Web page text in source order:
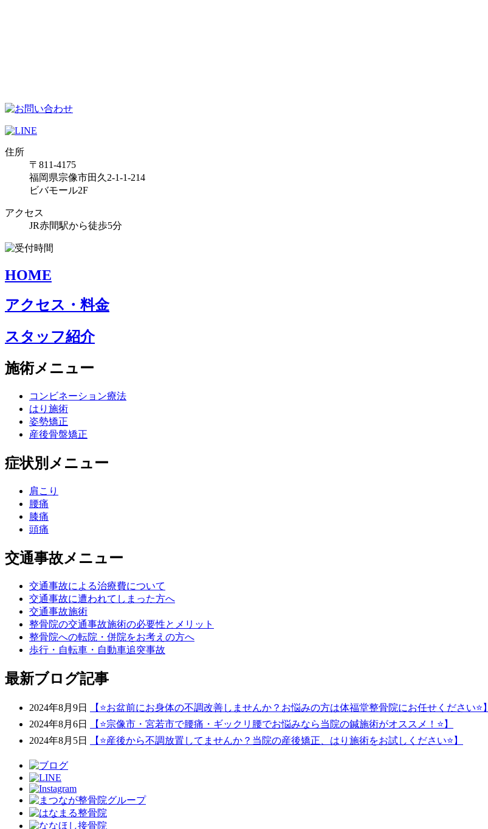
住所
〒811-4175
福岡県宗像市田久2-1-1-214
ビバモール2F
アクセス
JR赤間駅から徒歩5分
HOME
アクセス・料金
スタッフ紹介
施術メニュー
コンビネーション療法
はり施術
姿勢矯正
産後骨盤矯正
症状別メニュー
肩こり
腰痛
膝痛
頭痛
交通事故メニュー
交通事故による治療費について
交通事故に遭われてしまった方へ
交通事故施術
整骨院の交通事故施術の必要性とメリット
整骨院への転院・併院をお考えの方へ
歩行・自転車・自動車追突事故
最新ブログ記事
2024年8月9日
【⭐️お盆前にお身体の不調改善しませんか？お悩みの方は体福堂整骨院にお任せください⭐️】
2024年8月6日
【⭐宗像市・宮若市で腰痛・ギックリ腰でお悩みなら当院の鍼施術がオススメ！⭐】
2024年8月5日
【⭐️産後から不調放置してませんか？当院の産後矯正、はり施術をお試しください⭐️】